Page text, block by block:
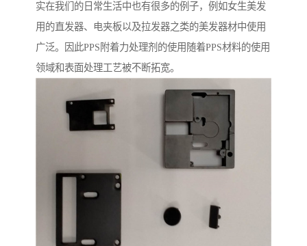
实在我们的日常生活中也有很多的例子，例如女生美发
用的直发器、电夹板以及拉发器之类的美发器材中使用
广泛。因此PPS附着力处理剂的使用随着PPS材料的使用
领域和表面处理工艺被不断拓宽。